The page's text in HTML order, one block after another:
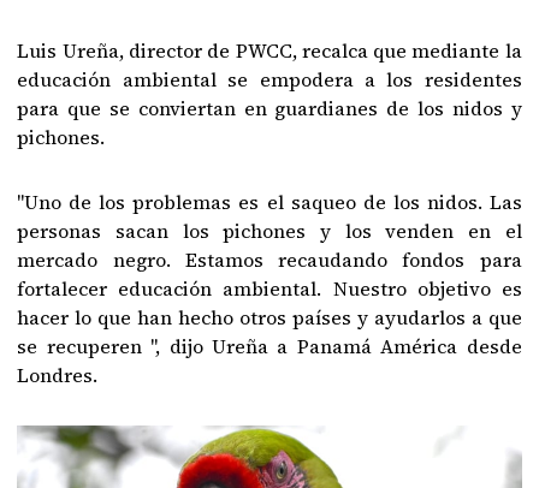
Luis Ureña, director de PWCC, recalca que mediante la
educación ambiental se empodera a los residentes
para que se conviertan en guardianes de los nidos y
pichones.
"Uno de los problemas es el saqueo de los nidos. Las
personas sacan los pichones y los venden en el
mercado negro. Estamos recaudando fondos para
fortalecer educación ambiental. Nuestro objetivo es
hacer lo que han hecho otros países y ayudarlos a que
se recuperen ", dijo Ureña a Panamá América desde
Londres.